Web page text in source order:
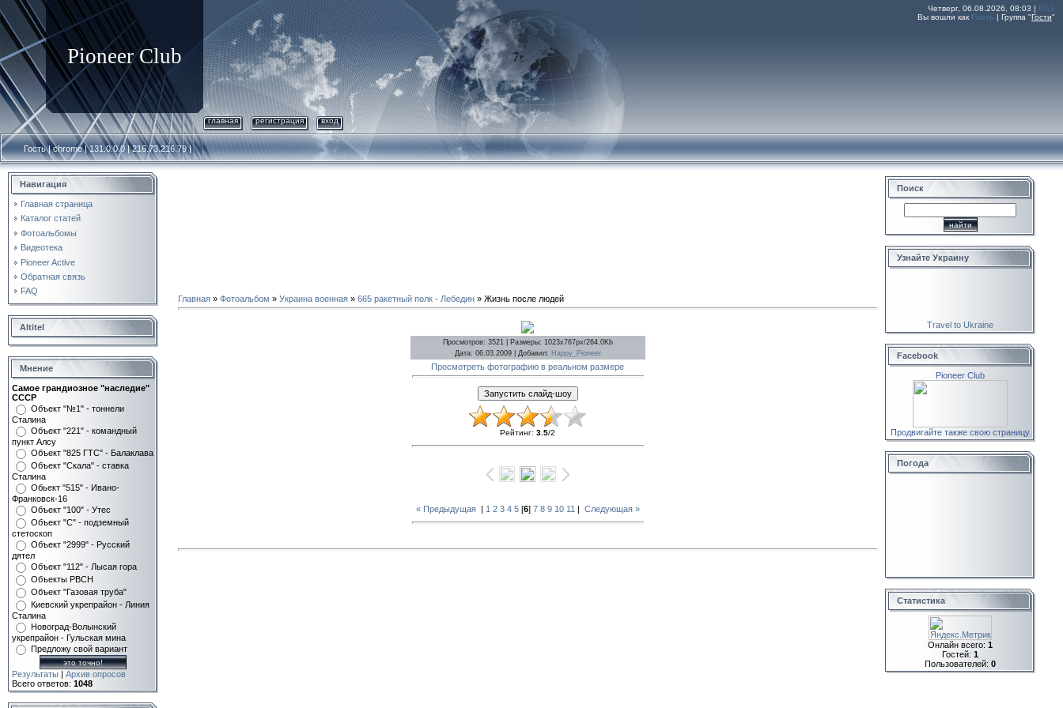
Pioneer Club
Четверг, 06.08.2026, 08:03 | RSS
Вы вошли как Гость | Группа "Гости"
главная регистрация вход
Гость | chrome | 131.0.0.0 | 216.73.216.79 |
Навигация
Главная страница
Каталог статей
Фотоальбомы
Видеотека
Pioneer Active
Обратная связь
FAQ
Altitel
Мнение
Самое грандиозное "наследие"
СССР
Объект "№1" - тоннели
Сталина
Объект "221" - командный
пункт Алсу
Объект "825 ГТС" - Балаклава
Объект "Скала" - ставка
Сталина
Обьект "515" - Ивано-
Франковск-16
Объект "100" - Утес
Объект "С" - подземный
стетоскоп
Объект "2999" - Русский
дятел
Объект "112" - Лысая гора
Объекты РВСН
Объект "Газовая труба"
Киевский укрепрайон - Линия
Сталина
Новоград-Волынский
укрепрайон - Гульская мина
Предложу свой вариант
Результаты | Архив опросов
Всего ответов: 1048
Главная » Фотоальбом » Украина военная » 665 ракетный полк - Лебедин » Жизнь после людей
Просмотров: 3521 | Размеры: 1023x767px/264.0Kb
Дата: 06.03.2009 | Добавил: Happy_Pioneer
Просмотреть фотографию в реальном размере
Рейтинг: 3.5/2
« Предыдущая| 1 2 3 4 5[6] 7 8 9 10 11 | Следующая »
Поиск
Узнайте Украину
Travel to Ukraine
Facebook
Pioneer Club
Продвигайте также свою страницу
Погода
Статистика
Онлайн всего: 1
Гостей: 1
Пользователей: 0